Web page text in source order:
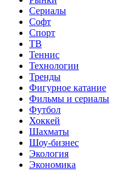
Сериалы
Софт
Спорт
ТВ
Теннис
Технологии
Тренды
Фигурное катание
Фильмы и сериалы
Футбол
Хоккей
Шахматы
Шоу-бизнес
Экология
Экономика